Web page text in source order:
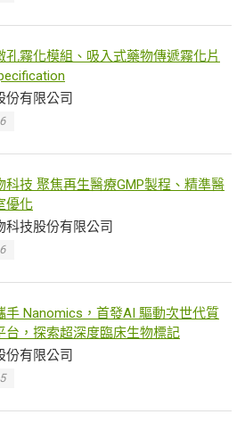
孔霧化模組、吸入式藥物傳遞霧化片
份有限公司
科技 聚焦再生醫療GMP製程、精準醫
優化
科技股份有限公司
手 Nanomics，首發AI 驅動次世代質
台，探索超深度臨床生物標記
份有限公司